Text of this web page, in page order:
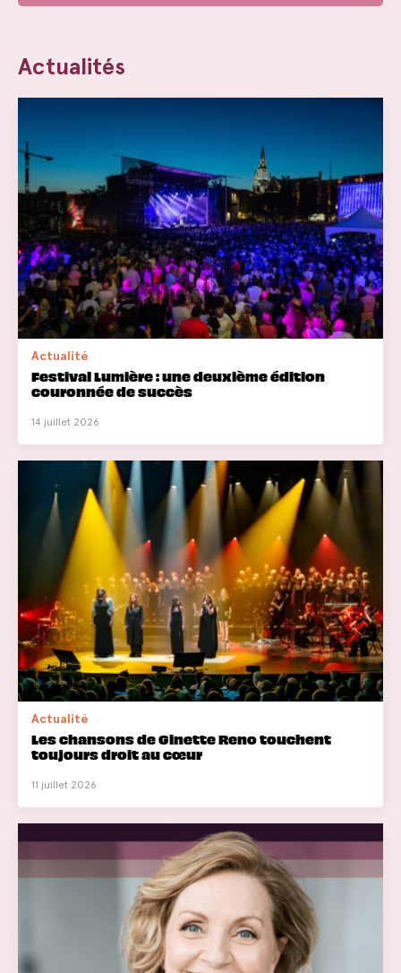
Actualités
Actualité
Festival Lumière : une deuxième édition
couronnée de succès
14 juillet 2026
Actualité
Les chansons de Ginette Reno touchent
toujours droit au cœur
11 juillet 2026